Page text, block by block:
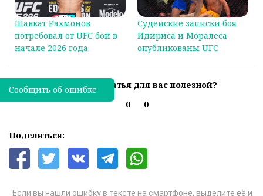
Шавкат Рахмонов
потребовал от UFC бой в
начале 2026 года
Судейские записки боя
Идириса и Моралеса
опубликованы UFC
Была ли эта статья для вас полезной?
0
0
Поделиться:
Если вы нашли ошибку в тексте на смартфоне, выделите её и
Сообщить об ошибке